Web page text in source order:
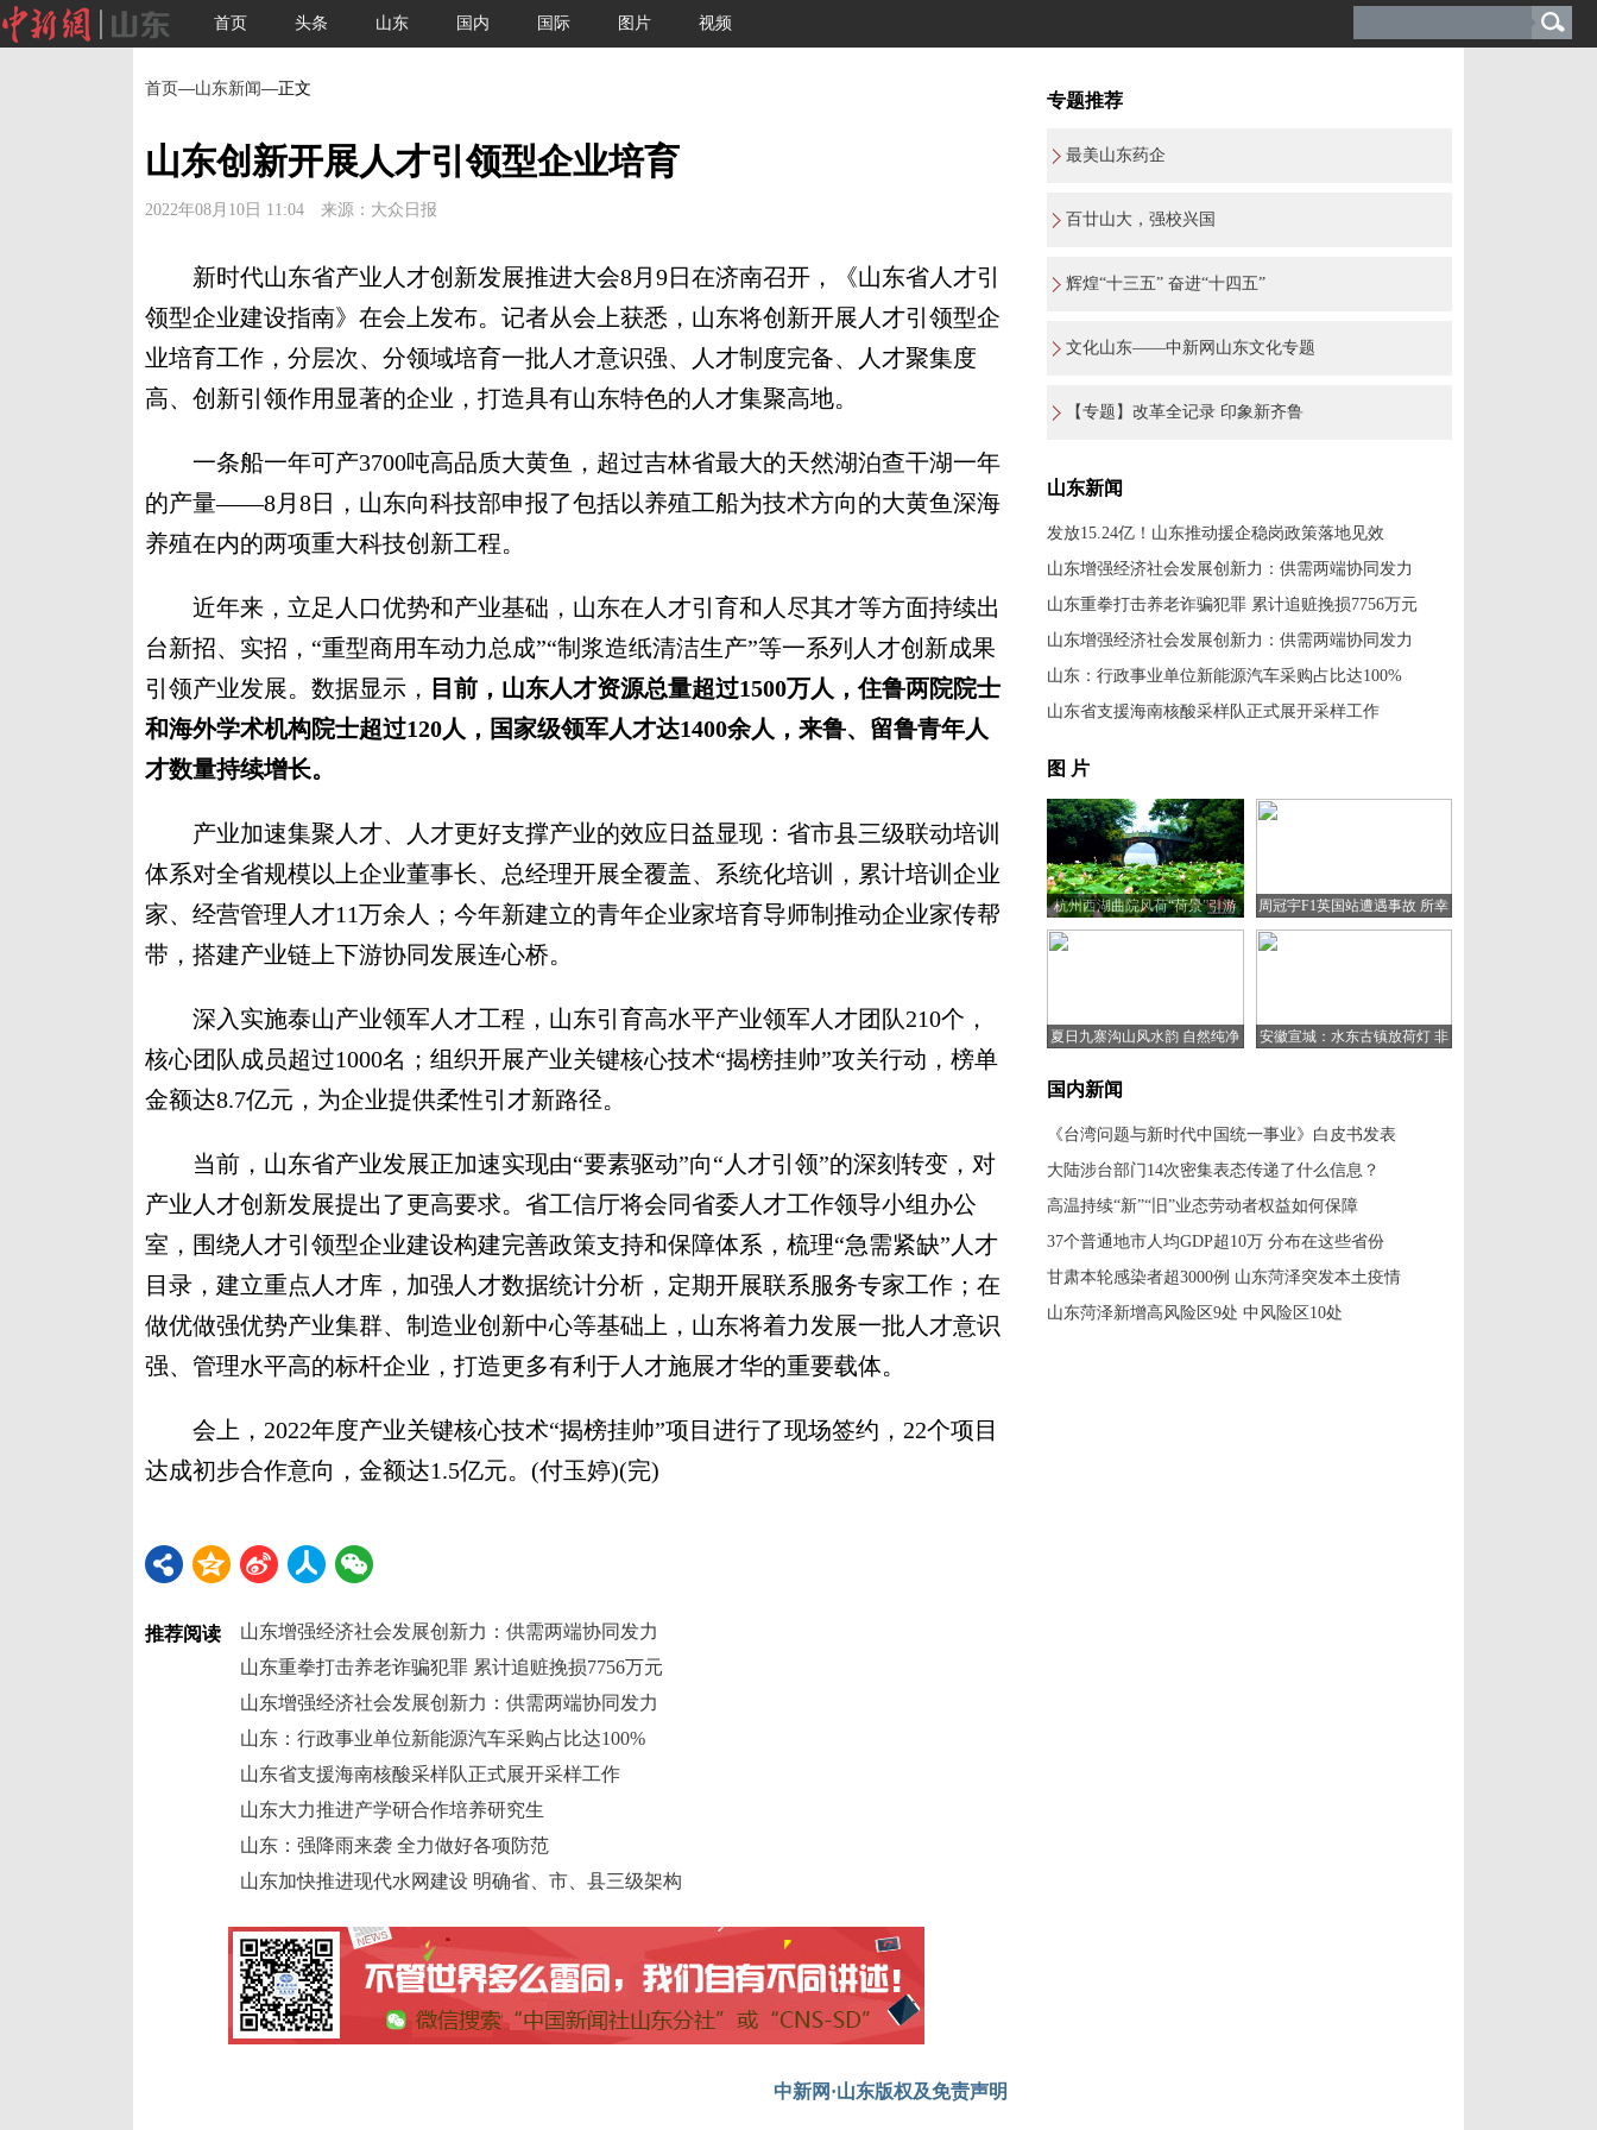
首页 头条 山东 国内 国际 图片 视频
首页—山东新闻—正文
山东创新开展人才引领型企业培育
2022年08月10日 11:04 来源：大众日报
新时代山东省产业人才创新发展推进大会8月9日在济南召开，《山东省人才引
领型企业建设指南》在会上发布。记者从会上获悉，山东将创新开展人才引领型企
业培育工作，分层次、分领域培育一批人才意识强、人才制度完备、人才聚集度
高、创新引领作用显著的企业，打造具有山东特色的人才集聚高地。
一条船一年可产3700吨高品质大黄鱼，超过吉林省最大的天然湖泊查干湖一年
的产量——8月8日，山东向科技部申报了包括以养殖工船为技术方向的大黄鱼深海
养殖在内的两项重大科技创新工程。
近年来，立足人口优势和产业基础，山东在人才引育和人尽其才等方面持续出
台新招、实招，“重型商用车动力总成”“制浆造纸清洁生产”等一系列人才创新成果
引领产业发展。数据显示， 目前，山东人才资源总量超过1500万人，住鲁两院院士
和海外学术机构院士超过120人，国家级领军人才达1400余人，来鲁、留鲁青年人
才数量持续增长。
产业加速集聚人才、人才更好支撑产业的效应日益显现：省市县三级联动培训
体系对全省规模以上企业董事长、总经理开展全覆盖、系统化培训，累计培训企业
家、经营管理人才11万余人；今年新建立的青年企业家培育导师制推动企业家传帮
带，搭建产业链上下游协同发展连心桥。
深入实施泰山产业领军人才工程，山东引育高水平产业领军人才团队210个，
核心团队成员超过1000名；组织开展产业关键核心技术“揭榜挂帅”攻关行动，榜单
金额达8.7亿元，为企业提供柔性引才新路径。
当前，山东省产业发展正加速实现由“要素驱动”向“人才引领”的深刻转变，对
产业人才创新发展提出了更高要求。省工信厅将会同省委人才工作领导小组办公
室，围绕人才引领型企业建设构建完善政策支持和保障体系，梳理“急需紧缺”人才
目录，建立重点人才库，加强人才数据统计分析，定期开展联系服务专家工作；在
做优做强优势产业集群、制造业创新中心等基础上，山东将着力发展一批人才意识
强、管理水平高的标杆企业，打造更多有利于人才施展才华的重要载体。
会上，2022年度产业关键核心技术“揭榜挂帅”项目进行了现场签约，22个项目
达成初步合作意向，金额达1.5亿元。(付玉婷)(完)
推荐阅读
山东增强经济社会发展创新力：供需两端协同发力
山东重拳打击养老诈骗犯罪 累计追赃挽损7756万元
山东增强经济社会发展创新力：供需两端协同发力
山东：行政事业单位新能源汽车采购占比达100%
山东省支援海南核酸采样队正式展开采样工作
山东大力推进产学研合作培养研究生
山东：强降雨来袭 全力做好各项防范
山东加快推进现代水网建设 明确省、市、县三级架构
中新网·山东版权及免责声明
专题推荐
最美山东药企
百廿山大，强校兴国
辉煌“十三五” 奋进“十四五”
文化山东——中新网山东文化专题
【专题】改革全记录 印象新齐鲁
山东新闻
发放15.24亿！山东推动援企稳岗政策落地见效
山东增强经济社会发展创新力：供需两端协同发力
山东重拳打击养老诈骗犯罪 累计追赃挽损7756万元
山东增强经济社会发展创新力：供需两端协同发力
山东：行政事业单位新能源汽车采购占比达100%
山东省支援海南核酸采样队正式展开采样工作
图 片
杭州西湖曲院风荷“荷景”引游
人
周冠宇F1英国站遭遇事故 所幸
人无大碍
夏日九寨沟山风水韵 自然纯净
安徽宣城：水东古镇放荷灯 非
国内新闻
《台湾问题与新时代中国统一事业》白皮书发表
大陆涉台部门14次密集表态传递了什么信息？
高温持续“新”“旧”业态劳动者权益如何保障
37个普通地市人均GDP超10万 分布在这些省份
甘肃本轮感染者超3000例 山东菏泽突发本土疫情
山东菏泽新增高风险区9处 中风险区10处